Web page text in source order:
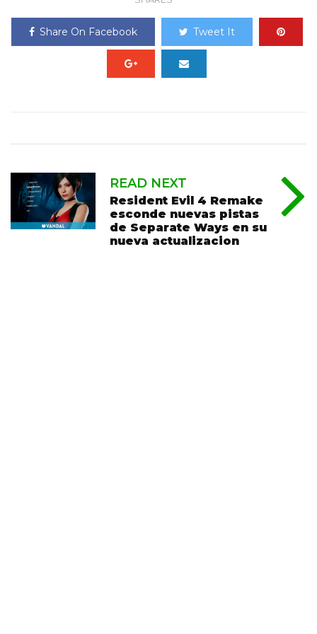
Share On Facebook Tweet It
READ NEXT
Resident Evil 4 Remake
esconde nuevas pistas
de Separate Ways en su
nueva actualizacion